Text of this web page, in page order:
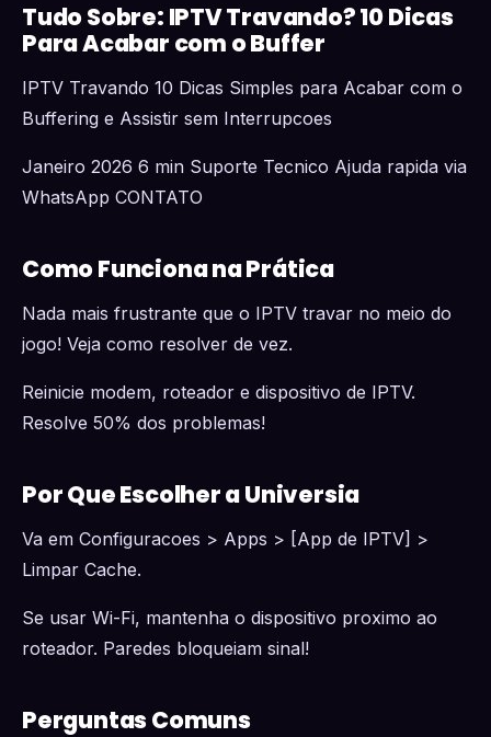
Tudo Sobre: IPTV Travando? 10 Dicas
Para Acabar com o Buffer
IPTV Travando 10 Dicas Simples para Acabar com o
Buffering e Assistir sem Interrupcoes
Janeiro 2026 6 min Suporte Tecnico Ajuda rapida via
WhatsApp CONTATO
Como Funciona na Prática
Nada mais frustrante que o IPTV travar no meio do
jogo! Veja como resolver de vez.
Reinicie modem, roteador e dispositivo de IPTV.
Resolve 50% dos problemas!
Por Que Escolher a Universia
Va em Configuracoes > Apps > [App de IPTV] >
Limpar Cache.
Se usar Wi-Fi, mantenha o dispositivo proximo ao
roteador. Paredes bloqueiam sinal!
Perguntas Comuns